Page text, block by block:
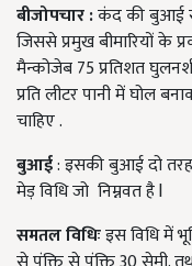
बीजोपचार :कंद की बुआई
जिससे प्रमुख बीमारियों
मैन्कोजेब 75 प्रतिशत
प्रति लीटर पानी में घोल
चाहिए .
बुआई: इसकी बुआई दो
मेड़ विधि जो निम्नवत है l
समतल विधिःइस विधि में